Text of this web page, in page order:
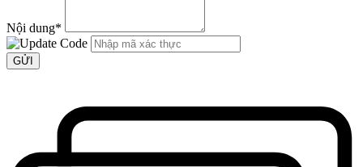
Nội dung*
GỬI